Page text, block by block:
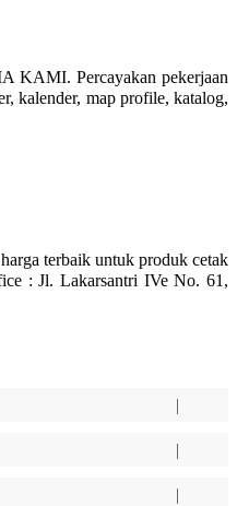
KAMI. Percayakan pekerjaan
kalender, map profile, katalog,
terbaik untuk produk cetak
: Jl. Lakarsantri IVe No. 61,